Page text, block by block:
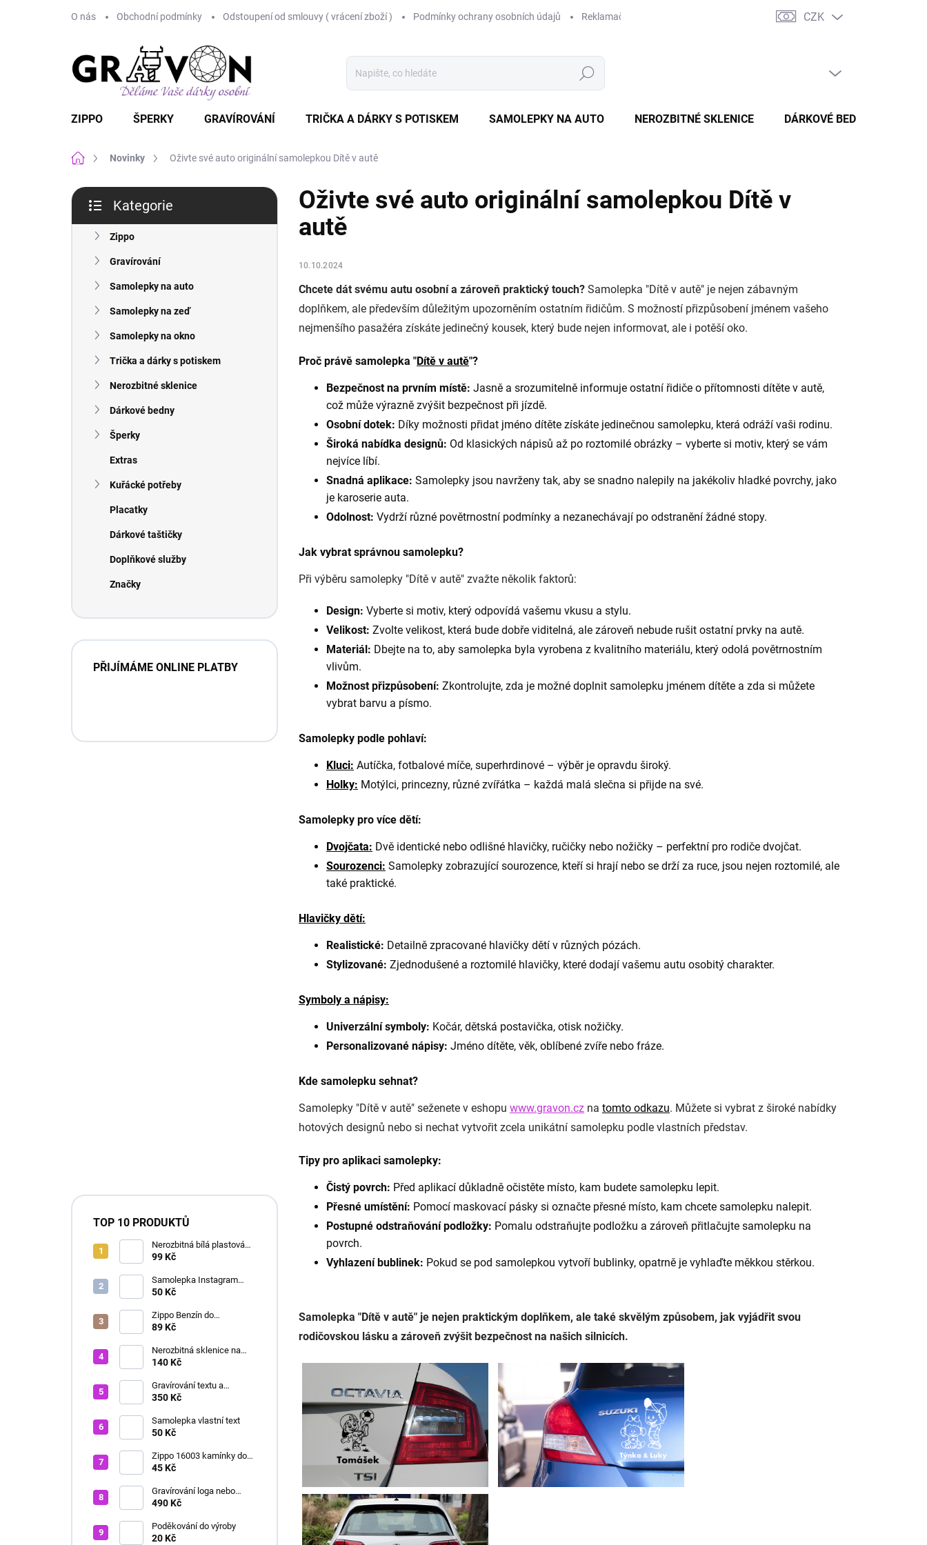
O nás Obchodní podmínky Odstoupení od smlouvy ( vrácení zboží ) Podmínky ochrany osobních údajů Reklamační řád Věrnostní slevy
CZK
Hledat
ZIPPO ŠPERKY GRAVÍROVÁNÍ TRIČKA A DÁRKY S POTISKEM SAMOLEPKY NA AUTO NEROZBITNÉ SKLENICE DÁRKOVÉ BEDNY
Domů Novinky Oživte své auto originální samolepkou Dítě v autě
P
s
kategorie
Kategorie
Zippo
Gravírování
Samolepky na auto
Samolepky na zeď
Samolepky na okno
Trička a dárky s potiskem
Nerozbitné sklenice
Dárkové bedny
Šperky
Extras
Kuřácké potřeby
Placatky
Dárkové taštičky
Doplňkové služby
Značky
PŘIJÍMÁME ONLINE PLATBY
TOP 10 PRODUKTŮ
Nerozbitná bílá plastová
Flute sklenice na šampus
99 Kč
Samolepka Instagram
profil - Arial Black
50 Kč
Zippo Benzín do
zapalovačů 125ml 10009
89 Kč
Nerozbitná sklenice na
víno čirá 51 cl
140 Kč
Gravírování textu a
symbolu jednostranně
350 Kč
Samolepka vlastní text
50 Kč
Zippo 16003 kamínky do
zapalovače 6ks
45 Kč
Gravírování loga nebo
fotografie (text zdarma)
490 Kč
Poděkování do výroby
20 Kč
Oživte své auto originální samolepkou Dítě v
autě
10.10.2024
Chcete dát svému autu osobní a zároveň praktický touch? Samolepka "Dítě v autě" je nejen zábavným
doplňkem, ale především důležitým upozorněním ostatním řidičům. S možností přizpůsobení jménem vašeho
nejmenšího pasažéra získáte jedinečný kousek, který bude nejen informovat, ale i potěší oko.
Proč právě samolepka "Dítě v autě"?
Bezpečnost na prvním místě: Jasně a srozumitelně informuje ostatní řidiče o přítomnosti dítěte v autě,
což může výrazně zvýšit bezpečnost při jízdě.
Osobní dotek: Díky možnosti přidat jméno dítěte získáte jedinečnou samolepku, která odráží vaši rodinu.
Široká nabídka designů: Od klasických nápisů až po roztomilé obrázky – vyberte si motiv, který se vám
nejvíce líbí.
Snadná aplikace: Samolepky jsou navrženy tak, aby se snadno nalepily na jakékoliv hladké povrchy, jako
je karoserie auta.
Odolnost: Vydrží různé povětrnostní podmínky a nezanechávají po odstranění žádné stopy.
Jak vybrat správnou samolepku?
Při výběru samolepky "Dítě v autě" zvažte několik faktorů:
Design: Vyberte si motiv, který odpovídá vašemu vkusu a stylu.
Velikost: Zvolte velikost, která bude dobře viditelná, ale zároveň nebude rušit ostatní prvky na autě.
Materiál: Dbejte na to, aby samolepka byla vyrobena z kvalitního materiálu, který odolá povětrnostním
vlivům.
Možnost přizpůsobení: Zkontrolujte, zda je možné doplnit samolepku jménem dítěte a zda si můžete
vybrat barvu a písmo.
Samolepky podle pohlaví:
Kluci: Autíčka, fotbalové míče, superhrdinové – výběr je opravdu široký.
Holky: Motýlci, princezny, různé zvířátka – každá malá slečna si přijde na své.
Samolepky pro více dětí:
Dvojčata: Dvě identické nebo odlišné hlavičky, ručičky nebo nožičky – perfektní pro rodiče dvojčat.
Sourozenci: Samolepky zobrazující sourozence, kteří si hrají nebo se drží za ruce, jsou nejen roztomilé, ale
také praktické.
Hlavičky dětí:
Realistické: Detailně zpracované hlavičky dětí v různých pózách.
Stylizované: Zjednodušené a roztomilé hlavičky, které dodají vašemu autu osobitý charakter.
Symboly a nápisy:
Univerzální symboly: Kočár, dětská postavička, otisk nožičky.
Personalizované nápisy: Jméno dítěte, věk, oblíbené zvíře nebo fráze.
Kde samolepku sehnat?
Samolepky "Dítě v autě" seženete v eshopu www.gravon.cz na tomto odkazu. Můžete si vybrat z široké nabídky
hotových designů nebo si nechat vytvořit zcela unikátní samolepku podle vlastních představ.
Tipy pro aplikaci samolepky:
Čistý povrch: Před aplikací důkladně očistěte místo, kam budete samolepku lepit.
Přesné umístění: Pomocí maskovací pásky si označte přesné místo, kam chcete samolepku nalepit.
Postupné odstraňování podložky: Pomalu odstraňujte podložku a zároveň přitlačujte samolepku na
povrch.
Vyhlazení bublinek: Pokud se pod samolepkou vytvoří bublinky, opatrně je vyhlaďte měkkou stěrkou.
Samolepka "Dítě v autě" je nejen praktickým doplňkem, ale také skvělým způsobem, jak vyjádřit svou
rodičovskou lásku a zároveň zvýšit bezpečnost na našich silnicích.